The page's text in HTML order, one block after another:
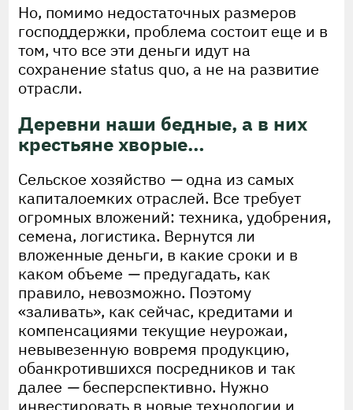
Но, помимо недостаточных размеров
господдержки, проблема состоит еще и в
том, что все эти деньги идут на
сохранение status quo, а не на развитие
отрасли.
Деревни наши бедные, а в них
крестьяне хворые…
Сельское хозяйство —одна из самых
капиталоемких отраслей. Все требует
огромных вложений: техника, удобрения,
семена, логистика. Вернутся ли
вложенные деньги, в какие сроки и в
каком объеме —предугадать, как
правило, невозможно. Поэтому
«заливать», как сейчас, кредитами и
компенсациями текущие неурожаи,
невывезенную вовремя продукцию,
обанкротившихся посредников и так
далее —бесперспективно. Нужно
инвестировать в новые технологии и